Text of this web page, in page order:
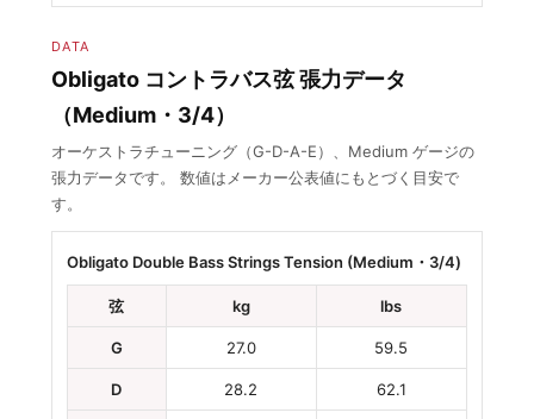
DATA
Obligato コントラバス弦 張力データ
（Medium・3/4）
オーケストラチューニング（G-D-A-E）、Medium ゲージの
張力データです。 数値はメーカー公表値にもとづく目安で
す。
Obligato Double Bass Strings Tension (Medium・3/4)
弦 kg lbs
G 27.0 59.5
D 28.2 62.1